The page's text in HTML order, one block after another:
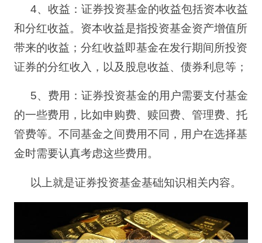
4、 收益：证券投资基金的收益包括资本收益
和分红收益。资本收益是指投资基金资产增值所
带来的收益；分红收益即基金在发行期间所投资
证券的分红收入，以及股息收益、债券利息等；
5、 费用：证券投资基金的用户需要支付基金
的一些费用，比如申购费、赎回费、管理费、托
管费等。不同基金之间费用不同，用户在选择基
金时需要认真考虑这些费用。
以上就是证券投资基金基础知识相关内容。